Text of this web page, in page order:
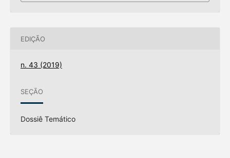
EDIÇÃO
n. 43 (2019)
SEÇÃO
Dossiê Temático